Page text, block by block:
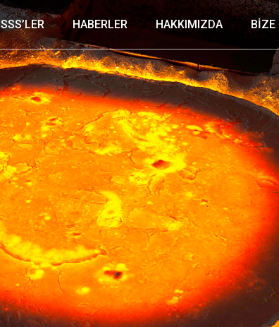
SSS’LER HABERLER HAKKIMIZDA BİZE